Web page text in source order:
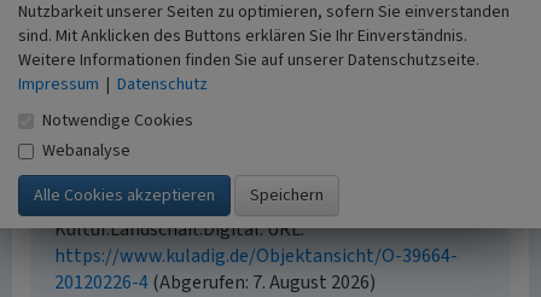
Empfohlene Zitierweise
Urheberrechtlicher Hinweis
Der hier präsentierte Inhalt ist urheberrechtlich
geschützt. Die angezeigten Medien unterliegen
möglicherweise zusätzlichen urheberrechtlichen
Bedingungen, die an diesen ausgewiesen sind.
Empfohlene Zitierweise
„Kahlenbergshof in Uedemerbruch”. In: KuLaDig,
Kultur.Landschaft.Digital. URL:
https://www.kuladig.de/Objektansicht/O-39664-
20120226-4(Abgerufen: 7. August 2026)
Nutzbarkeit unserer Seiten zu optimieren, sofern Sie einverstanden
sind. Mit Anklicken des Buttons erklären Sie Ihr Einverständnis.
Weitere Informationen finden Sie auf unserer Datenschutzseite.
Impressum | Datenschutz
Notwendige Cookies
Webanalyse